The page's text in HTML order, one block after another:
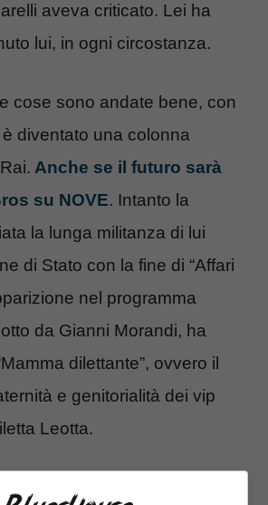
aveva criticato. Lei ha
lui, in ogni circostanza.
cose sono andate bene, con
diventato una colonna
Anche se il futuro sarà
su NOVE. Intanto la
la lunga militanza di lui
di Stato con la fine di “Affari
nel programma
da Gianni Morandi, ha
dilettante”, ovvero il
e genitorialità dei vip
Leotta.